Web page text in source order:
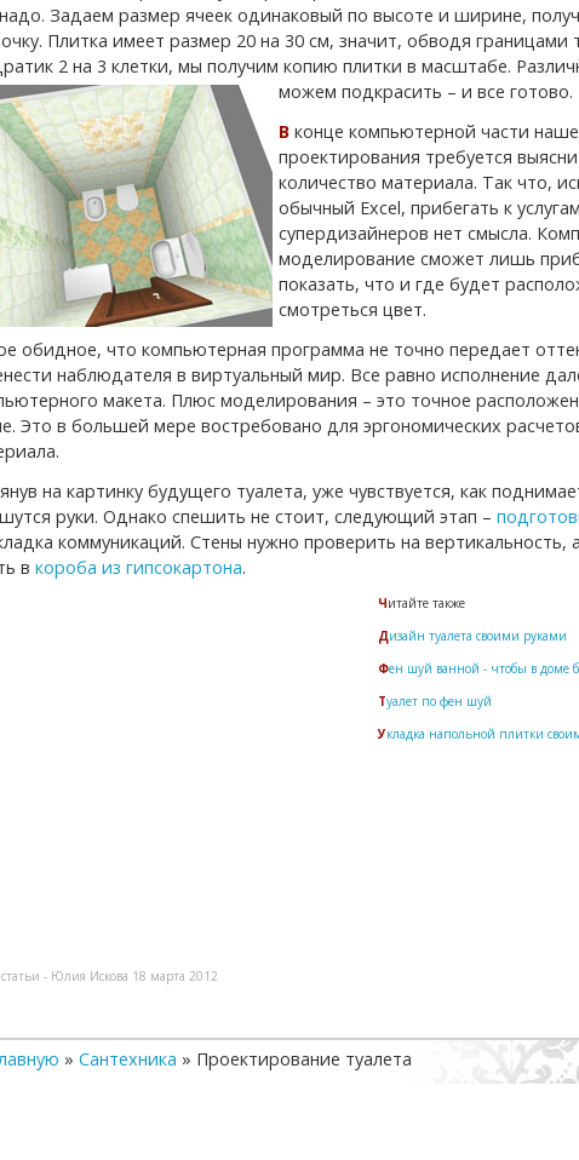
Задаем размер ячеек одинаковый по высоте и ширине,
Плитка имеет размер 20 на 30 см, значит, обводя границами
2 на 3 клетки, мы получим копию плитки в масштабе.
можем подкрасить – и все готово.
В конце компьютерной части нашего
проектирования требуется
количество материала. Так что,
обычный Excel, прибегать к услугам
супердизайнеров нет смысла.
моделирование сможет лишь
показать, что и где будет
смотреться цвет.
наблюдателя в виртуальный мир. Все равно исполнение
макета. Плюс моделирования – это точное
Это в большей мере востребовано для эргономических
руки. Однако спешить не стоит, следующий этап –
коммуникаций. Стены нужно проверить на вертикальность,
в короба из гипсокартона.
Читайте также
Дизайн туалета своими руками
Фен шуй ванной - чтобы в доме
Туалет по фен шуй
Укладка напольной плитки
статьи - Юлия Искова 18 марта 2012
» Cантехника » Проектирование туалета